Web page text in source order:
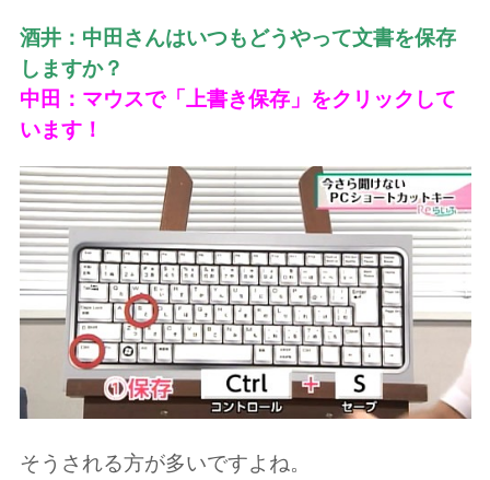
酒井：中田さんはいつもどうやって文書を保存
しますか？
中田：マウスで「上書き保存」をクリックして
います！
そうされる方が多いですよね。